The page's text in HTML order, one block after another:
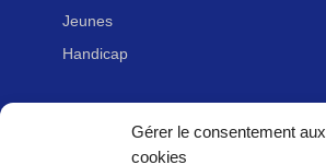
Gérer le consentement aux
cookies
Jeunes
Handicap
LIENS UTILES
Nous contacter